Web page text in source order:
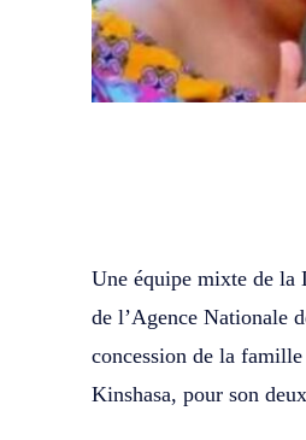
Une équipe mixte de la
de l’Agence Nationale
concession de la
Kinshasa, pour son